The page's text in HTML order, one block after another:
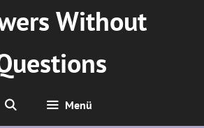
Without
Menü